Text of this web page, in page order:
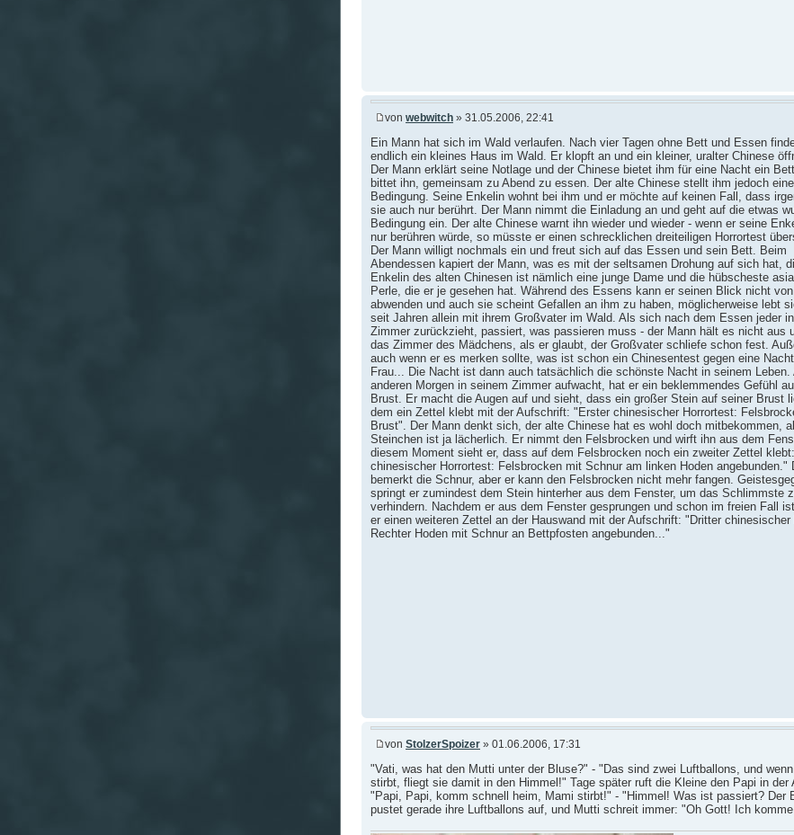
von webwitch » 31.05.2006, 22:41
Ein Mann hat sich im Wald verlaufen. Nach vier Tagen ohne Bett und Essen
endlich ein kleines Haus im Wald. Er klopft an und ein kleiner, uralter Chinese
Der Mann erklärt seine Notlage und der Chinese bietet ihm für eine Nacht ein
bittet ihn, gemeinsam zu Abend zu essen. Der alte Chinese stellt ihm jedoch eine
Bedingung. Seine Enkelin wohnt bei ihm und er möchte auf keinen Fall, dass
sie auch nur berührt. Der Mann nimmt die Einladung an und geht auf die etwas
Bedingung ein. Der alte Chinese warnt ihn wieder und wieder - wenn er seine
nur berühren würde, so müsste er einen schrecklichen dreiteiligen Horrortest
Der Mann willigt nochmals ein und freut sich auf das Essen und sein Bett. Beim
Abendessen kapiert der Mann, was es mit der seltsamen Drohung auf sich hat,
Enkelin des alten Chinesen ist nämlich eine junge Dame und die hübscheste
Perle, die er je gesehen hat. Während des Essens kann er seinen Blick nicht
abwenden und auch sie scheint Gefallen an ihm zu haben, möglicherweise lebt
seit Jahren allein mit ihrem Großvater im Wald. Als sich nach dem Essen jeder
Zimmer zurückzieht, passiert, was passieren muss - der Mann hält es nicht aus
das Zimmer des Mädchens, als er glaubt, der Großvater schliefe schon fest.
auch wenn er es merken sollte, was ist schon ein Chinesentest gegen eine
Frau... Die Nacht ist dann auch tatsächlich die schönste Nacht in seinem Leben.
anderen Morgen in seinem Zimmer aufwacht, hat er ein beklemmendes Gefühl
Brust. Er macht die Augen auf und sieht, dass ein großer Stein auf seiner Brust
dem ein Zettel klebt mit der Aufschrift: "Erster chinesischer Horrortest:
Brust". Der Mann denkt sich, der alte Chinese hat es wohl doch mitbekommen,
Steinchen ist ja lächerlich. Er nimmt den Felsbrocken und wirft ihn aus dem
diesem Moment sieht er, dass auf dem Felsbrocken noch ein zweiter Zettel
chinesischer Horrortest: Felsbrocken mit Schnur am linken Hoden angebunden."
bemerkt die Schnur, aber er kann den Felsbrocken nicht mehr fangen.
springt er zumindest dem Stein hinterher aus dem Fenster, um das Schlimmste
verhindern. Nachdem er aus dem Fenster gesprungen und schon im freien Fall
er einen weiteren Zettel an der Hauswand mit der Aufschrift: "Dritter chinesischer
Rechter Hoden mit Schnur an Bettpfosten angebunden..."
von StolzerSpoizer » 01.06.2006, 17:31
"Vati, was hat den Mutti unter der Bluse?" - "Das sind zwei Luftballons, und
stirbt, fliegt sie damit in den Himmel!" Tage später ruft die Kleine den Papi in der
"Papi, Papi, komm schnell heim, Mami stirbt!" - "Himmel! Was ist passiert? Der
pustet gerade ihre Luftballons auf, und Mutti schreit immer: "Oh Gott! Ich